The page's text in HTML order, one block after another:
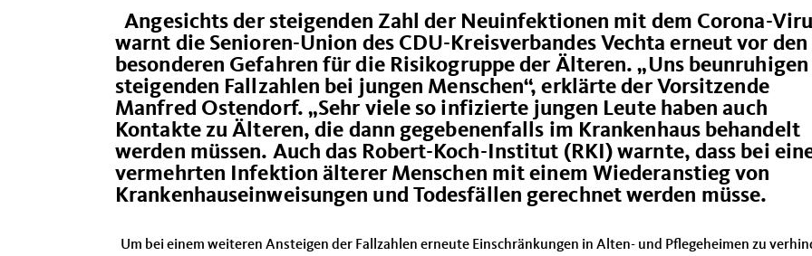
Angesichts der steigenden Zahl der Neuinfektionen mit dem Corona-
warnt die Senioren-Union des CDU-Kreisverbandes Vechta erneut vor den
besonderen Gefahren für die Risikogruppe der Älteren. „Uns
steigenden Fallzahlen bei jungen Menschen“, erklärte der Vorsitzende
Manfred Ostendorf. „Sehr viele so infizierte jungen Leute haben auch
Kontakte zu Älteren, die dann gegebenenfalls im Krankenhaus behandelt
werden müssen. Auch das Robert-Koch-Institut (RKI) warnte, dass bei
vermehrten Infektion älterer Menschen mit einem Wiederanstieg von
Krankenhauseinweisungen und Todesfällen gerechnet werden müsse.
Um bei einem weiteren Ansteigen der Fallzahlen erneute Einschränkungen in Alten- und Pflegeheimen zu